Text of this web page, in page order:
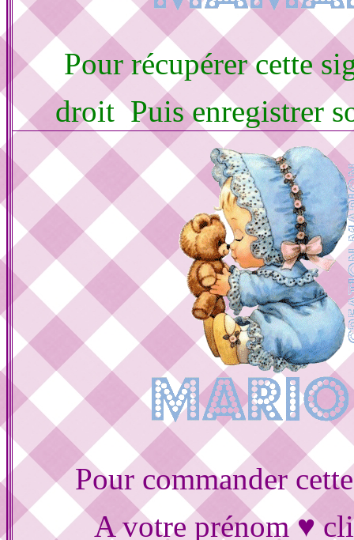
Pour récupérer cette
droit Puis enregistrer
Pour commander
A votre prénom ♥